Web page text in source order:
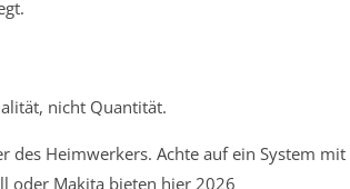
nicht Quantität.
des Heimwerkers. Achte auf ein System mit
oder Makita bieten hier 2026